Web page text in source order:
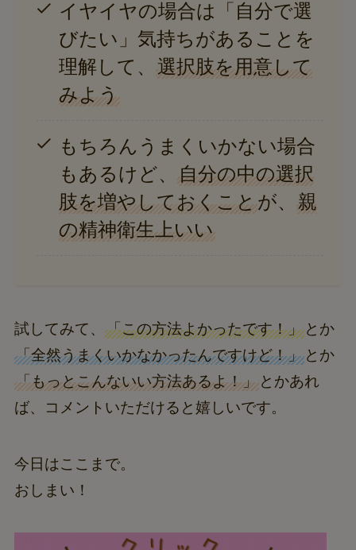
イヤイヤの場合は「自分で選
びたい」気持ちがあることを
理解して、選択肢を用意して
みよう
もちろんうまくいかない場合
もあるけど、自分の中の選択
肢を増やしておくことが、親
の精神衛生上いい
試してみて、 「この方法よかったです！」とか
「全然うまくいかなかったんですけど！」とか
「もっとこんないい方法あるよ！」とかあれ
ば、コメントいただけると嬉しいです。
今日はここまで。
おしまい！